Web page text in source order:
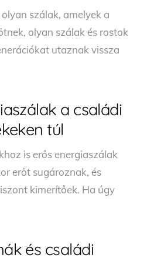
szálak, amelyek a
olyan szálak és rostok
utaznak vissza
a családi
túl
is erős energiaszálak
erőt sugároznak, és
kimerítőek. Ha úgy
és családi